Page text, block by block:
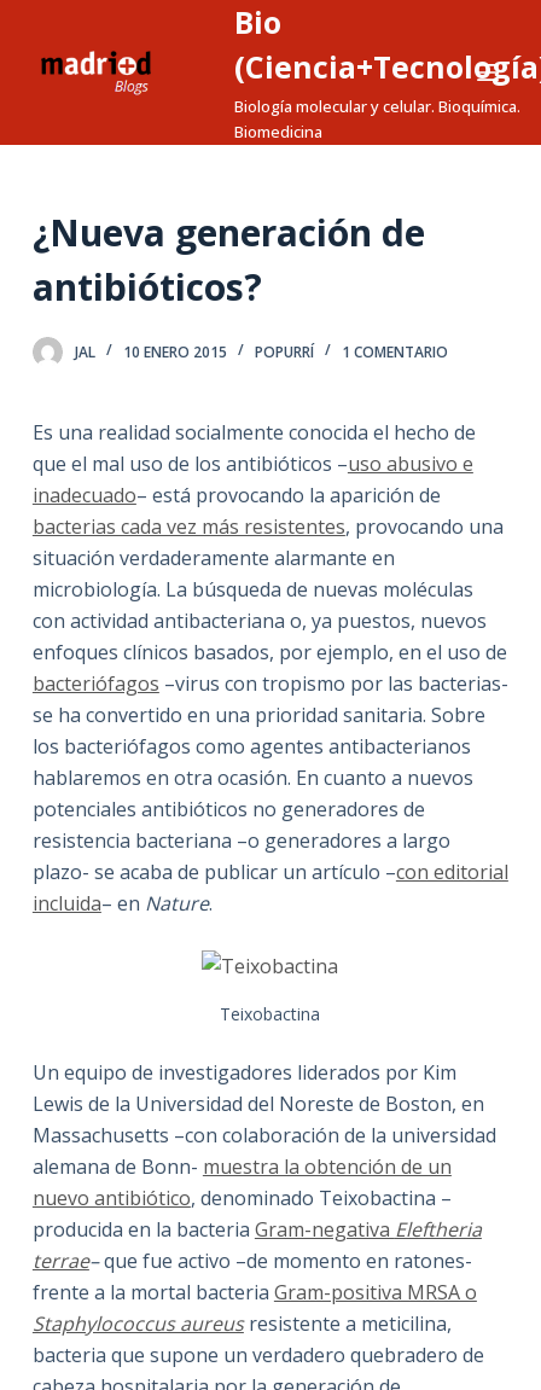
a
n
n
d
o
Bio
Biología molecular y celular. Bioquímica.
Biomedicina
¿Nueva generación de
antibióticos?
JAL 10 ENERO 2015 POPURRÍ 1 COMENTARIO
Es una realidad socialmente conocida el hecho de
que el mal uso de los antibióticos –uso abusivo e
inadecuado– está provocando la aparición de
bacterias cada vez más resistentes, provocando una
situación verdaderamente alarmante en
microbiología. La búsqueda de nuevas moléculas
con actividad antibacteriana o, ya puestos, nuevos
enfoques clínicos basados, por ejemplo, en el uso de
bacteriófagos –virus con tropismo por las bacterias-
se ha convertido en una prioridad sanitaria. Sobre
los bacteriófagos como agentes antibacterianos
hablaremos en otra ocasión. En cuanto a nuevos
potenciales antibióticos no generadores de
resistencia bacteriana –o generadores a largo
plazo- se acaba de publicar un artículo –con editorial
incluida– en Nature.
Teixobactina
Un equipo de investigadores liderados por Kim
Lewis de la Universidad del Noreste de Boston, en
Massachusetts –con colaboración de la universidad
alemana de Bonn- muestra la obtención de un
nuevo antibiótico, denominado Teixobactina –
producida en la bacteria Gram-negativa Eleftheria
terrae–que fue activo –de momento en ratones-
frente a la mortal bacteria Gram-positiva MRSA o
Staphylococcus aureusresistente a meticilina,
bacteria que supone un verdadero quebradero de